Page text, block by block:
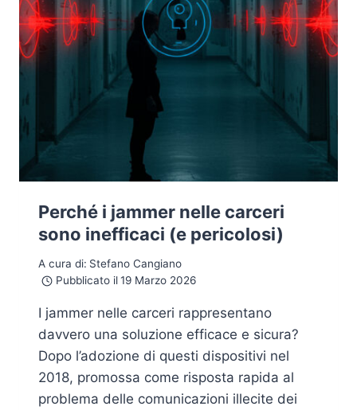
Perché i jammer nelle carceri
sono inefficaci (e pericolosi)
A cura di: Stefano Cangiano
Pubblicato il 19 Marzo 2026
I jammer nelle carceri rappresentano
davvero una soluzione efficace e sicura?
Dopo l’adozione di questi dispositivi nel
2018, promossa come risposta rapida al
problema delle comunicazioni illecite dei